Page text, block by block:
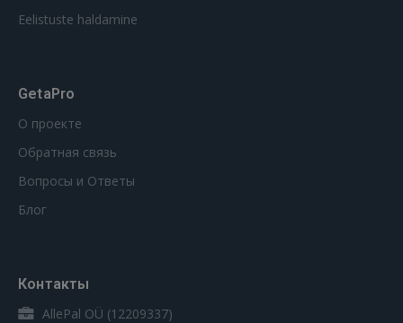
Eelistuste haldamine
GetaPro
О проекте
Обратная связь
Вопросы и Ответы
Блог
Контакты
AllePal OÜ (12209337)